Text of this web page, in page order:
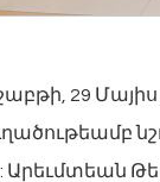
29
Արեւմտեան